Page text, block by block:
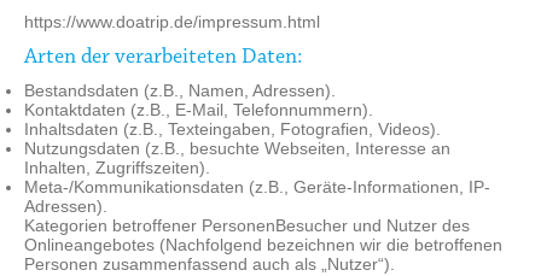
https://www.doatrip.de/impressum.html
Arten der verarbeiteten Daten:
Bestandsdaten (z.B., Namen, Adressen).
Kontaktdaten (z.B., E-Mail, Telefonnummern).
Inhaltsdaten (z.B., Texteingaben, Fotografien, Videos).
Nutzungsdaten (z.B., besuchte Webseiten, Interesse an
Inhalten, Zugriffszeiten).
Meta-/Kommunikationsdaten (z.B., Geräte-Informationen, IP-
Adressen).
Kategorien betroffener PersonenBesucher und Nutzer des
Onlineangebotes (Nachfolgend bezeichnen wir die betroffenen
Personen zusammenfassend auch als „Nutzer“).